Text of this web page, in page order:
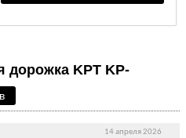
дорожка KPT KP-
14 апреля 2026